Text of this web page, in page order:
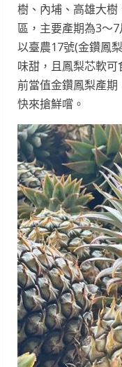
樹、內埔、高雄大
區，主要產期為3～
以臺農17號(金鑽鳳
味甜，且鳳梨芯軟
前當值金鑽鳳梨產期
快來搶鮮嚐。